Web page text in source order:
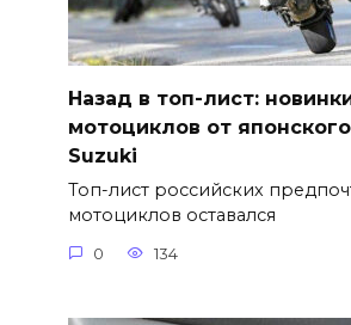
Назад в топ-лист:
мотоциклов от
Suzuki
Топ-лист российских
мотоциклов оставался
0 134